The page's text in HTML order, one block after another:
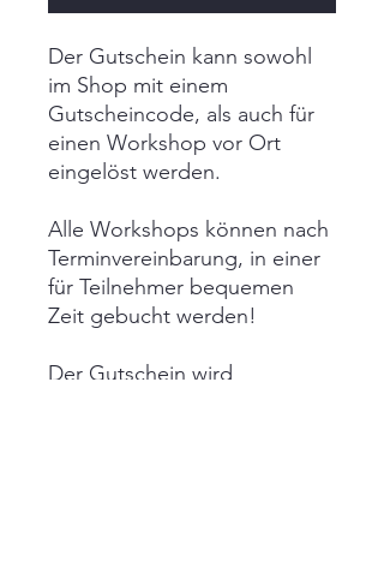
Der Gutschein kann sowohl
im Shop mit einem
Gutscheincode, als auch für
einen Workshop vor Ort
eingelöst werden.
Alle Workshops können nach
Terminvereinbarung, in einer
für Teilnehmer bequemen
Zeit gebucht werden!
Der Gutschein wird